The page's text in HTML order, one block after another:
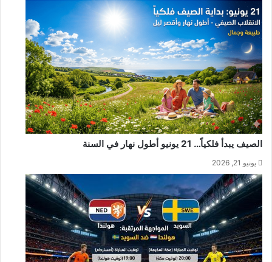
الصيف يبدأ فلكياً… 21 يونيو أطول نهار في السنة
يونيو 21, 2026